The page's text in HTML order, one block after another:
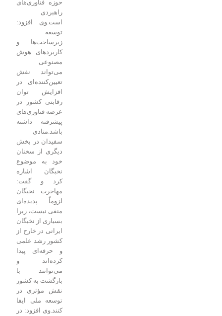
حوزه فناوری‌های
وی افزود:
زیرساخت‌ها و
کاربردهای هوش
می‌تواند نقش
تعیین‌کننده‌ای در
افزایش توان
رقابتی کشور در
عرصه فناوری‌های
پیشرفته داشته
سفیدان در بخش
دیگری از سخنان
خود به موضوع
نخبگان اشاره
کرد و گفت:
مهاجرت نخبگان
لزوماً پدیده‌ای
منفی نیست، زیرا
بسیاری از نخبگان
ایرانی در خارج از
کشور رشد علمی
و حرفه‌ای پیدا
کرده‌اند و
می‌توانند با
بازگشت به کشور
نقش مؤثری در
توسعه ملی ایفا
وی افزود: در